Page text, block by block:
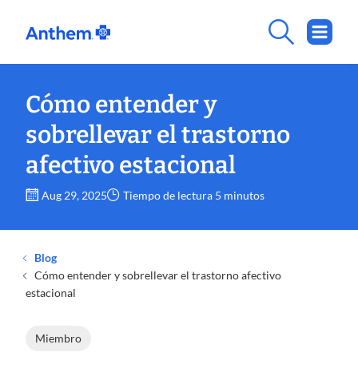
Cómo entender y
sobrellevar el trastorno
afectivo estacional
Aug 29, 2025 Tiempo de lectura 5 minutos
Blog
Cómo entender y sobrellevar el trastorno afectivo
estacional
Miembro